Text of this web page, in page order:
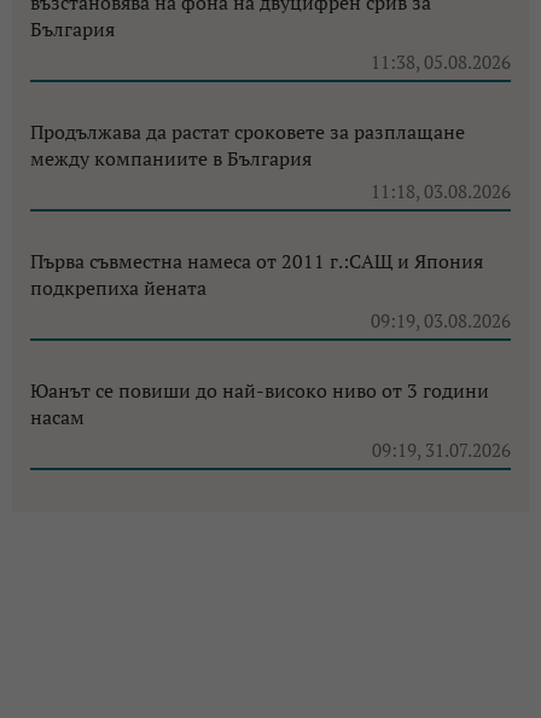
България
11:38, 05.08.2026
Продължава да растат сроковете за разплащане
между компаниите в България
11:18, 03.08.2026
Първа съвместна намеса от 2011 г.:САЩ и Япония
подкрепиха йената
09:19, 03.08.2026
Юанът се повиши до най-високо ниво от 3 години
насам
09:19, 31.07.2026